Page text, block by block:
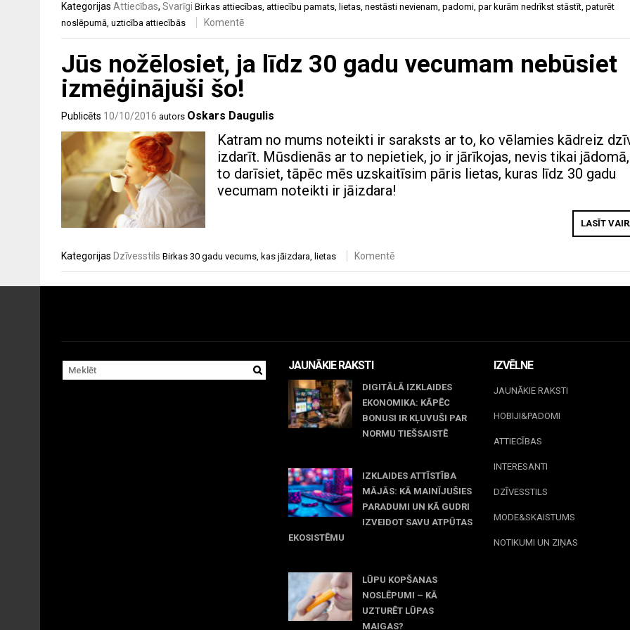
Kategorijas Attiecības, Svarīgi Birkas attiecības attiecību pamats lietas nestāsti nevienam padomi par kurām nedrīkst stāstīt paturēt
noslēpumā uzticība attiecībās Komentē
Jūs nožēlosiet, ja līdz 30 gadu vecumam nebūsiet
izmēģinājuši šo!
Publicēts 10/10/2016 autors Oskars Daugulis
Katram no mums noteikti ir saraksts ar to, ko vēlamies kādreiz
izdarīt. Mūsdienās ar to nepietiek, jo ir jārīkojas, nevis tikai
to darīsiet, tāpēc mēs uzskaitīsim pāris lietas, kuras līdz 30 gadu
vecumam noteikti ir jāizdara!
LASĪT
Kategorijas Dzīvesstils Birkas 30 gadu vecums, kas jāizdara, lietas Komentē
JAUNĀKIE RAKSTI
DIGITĀLĀ IZKLAIDES
EKONOMIKA: KĀPĒC
BONUSI IR KĻUVUŠI PAR
NORMU TIEŠSAISTĒ
IZKLAIDES ATTĪSTĪBA
MĀJĀS: KĀ MAINĪJUŠIES
PARADUMI UN KĀ GUDRI
IZVEIDOT SAVU ATPŪTAS
EKOSISTĒMU
LŪPU KOPŠANAS
NOSLĒPUMI – KĀ
UZTURĒT LŪPAS
MAIGAS?
IZVĒLNE
JAUNĀKIE RAKSTI
HOBIJI&PADOMI
ATTIECĪBAS
INTERESANTI
DZĪVESSTILS
MODE&SKAISTUMS
NOTIKUMI UN ZIŅAS